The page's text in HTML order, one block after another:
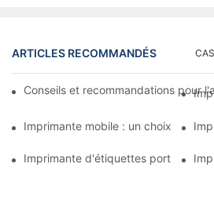
ARTICLES RECOMMANDÉS
Conseils et recommandations pour
Imprimante mobile : un choix
Imprimante d'étiquettes portable :